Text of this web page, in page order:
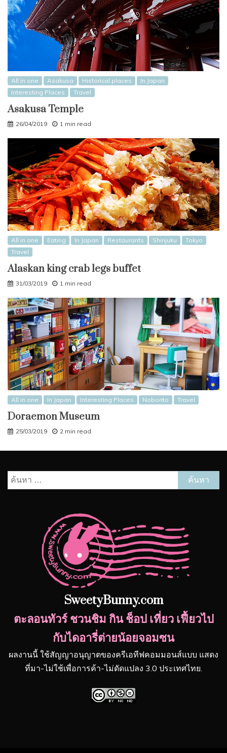
All in one Asakusa Historical places
In Japan
Interesting Places
Travel
Asakusa Temple
26/04/2019 1 min read
All in one Eating In Japan Restaurants Shinjuku
Tokyo
Travel
Alaskan king crab legs buffet
31/03/2019 1 min read
All in one In Japan Interesting Places Noborito Travel
Doraemon Museum
25/03/2019 2 min read
ค้นหา
สำหรับ:
SweetyBunny.com
ตะลอนทัวร์ ชวนชิม กิน ช็อป เที่ยว เฟี้ยวไป
กับไดอารี่ต่ายน้อยจอมซน
ผลงานนี้ ใช้สัญญาอนุญาตของครีเอทีฟคอมมอนส์แบบ แสดง
ที่มา-ไม่ใช้เพื่อการค้า-ไม่ดัดแปลง 3.0 ประเทศไทย.